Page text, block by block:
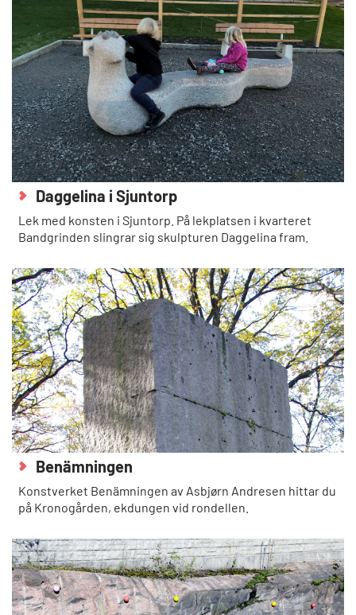
Daggelina i Sjuntorp
Lek med konsten i Sjuntorp. På lekplatsen i kvarteret
Bandgrinden slingrar sig skulpturen Daggelina fram.
Benämningen
Konstverket Benämningen av Asbjørn Andresen hittar du
på Kronogården, ekdungen vid rondellen.